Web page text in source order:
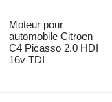
Moteur pour
automobile Citroen
C4 Picasso 2.0 HDI
16v TDI